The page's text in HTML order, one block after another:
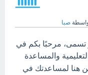
صبا
تسمى، مرحبًا بكم في
والمساعدة
هنا لمساعدتك في